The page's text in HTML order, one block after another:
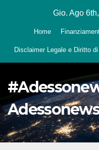
Gio. Ago
Home
Disclaimer Legale e Diritto